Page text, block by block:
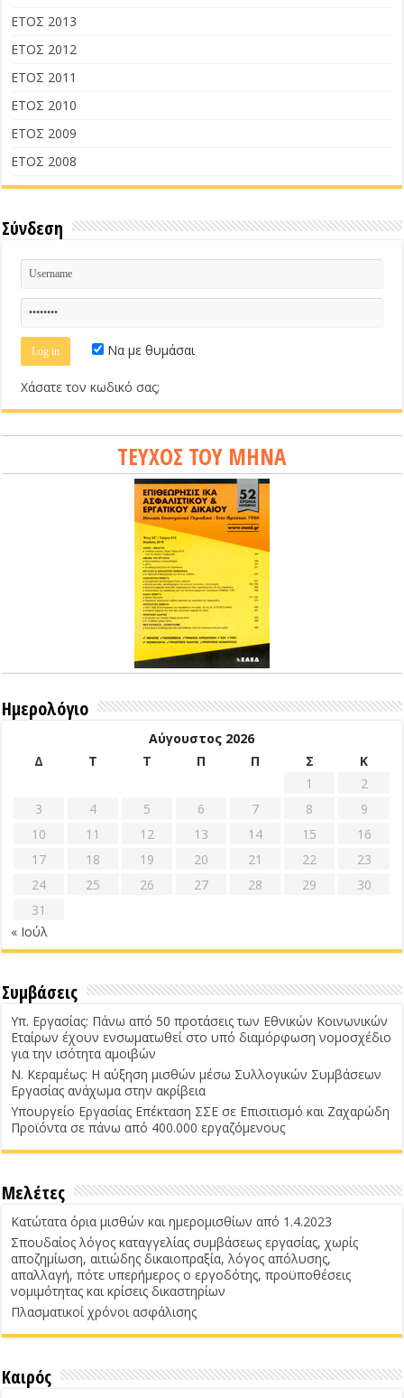
ΕΤΟΣ 2013
ΕΤΟΣ 2012
ΕΤΟΣ 2011
ΕΤΟΣ 2010
ΕΤΟΣ 2009
ΕΤΟΣ 2008
Σύνδεση
Να με θυμάσαι
Χάσατε τον κωδικό σας;
ΤΕΥΧΟΣ ΤΟΥ ΜΗΝΑ
Ημερολόγιο
Αύγουστος 2026
Δ
Τ Τ Π Π Σ
Κ
1
2
3
4 5 6 7 8
9
10
11 12 13 14 15
16
17
18 19 20 21 22
23
24
25 26 27 28 29
30
31
« Ιούλ
Συμβάσεις
Υπ. Εργασίας: Πάνω από 50 προτάσεις των Εθνικών Κοινωνικών
Εταίρων έχουν ενσωματωθεί στο υπό διαμόρφωση νομοσχέδιο
για την ισότητα αμοιβών
Ν. Κεραμέως: Η αύξηση μισθών μέσω Συλλογικών Συμβάσεων
Εργασίας ανάχωμα στην ακρίβεια
Υπουργείο Εργασίας Επέκταση ΣΣΕ σε Επισιτισμό και Ζαχαρώδη
Προϊόντα σε πάνω από 400.000 εργαζόμενους
Μελέτες
Κατώτατα όρια μισθών και ημερομισθίων από 1.4.2023
Σπουδαίος λόγος καταγγελίας συμβάσεως εργασίας, χωρίς
αποζημίωση, αιτιώδης δικαιοπραξία, λόγος απόλυσης,
απαλλαγή, πότε υπερήμερος ο εργοδότης, προϋποθέσεις
νομιμότητας και κρίσεις δικαστηρίων
Πλασματικοί χρόνοι ασφάλισης
Καιρός